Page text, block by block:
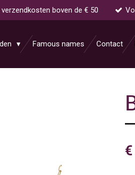
boven de € 50
Famous names Contact